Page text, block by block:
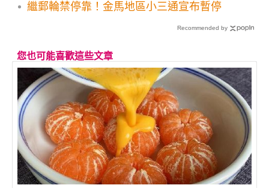
繼郵輪禁停靠！金馬地區小三通宣布暫停
Recommended by
您也可能喜歡這些文章